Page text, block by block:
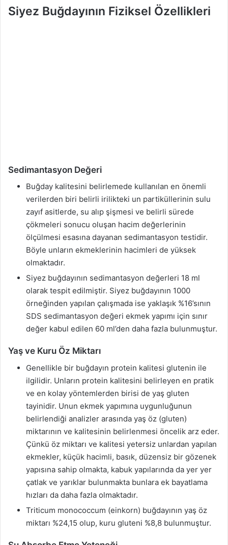
Siyez Buğdayının Fiziksel Özellikleri
Sedimantasyon Değeri
Buğday kalitesini belirlemede kullanılan en önemli
verilerden biri belirli irilikteki un partiküllerinin sulu
zayıf asitlerde, su alıp şişmesi ve belirli sürede
çökmeleri sonucu oluşan hacim değerlerinin
ölçülmesi esasına dayanan sedimantasyon testidir.
Böyle unların ekmeklerinin hacimleri de yüksek
olmaktadır.
Siyez buğdayının sedimantasyon değerleri 18 ml
olarak tespit edilmiştir. Siyez buğdayının 1000
örneğinden yapılan çalışmada ise yaklaşık %16’sının
SDS sedimantasyon değeri ekmek yapımı için sınır
değer kabul edilen 60 ml’den daha fazla bulunmuştur.
Yaş ve Kuru Öz Miktarı
Genellikle bir buğdayın protein kalitesi glutenin ile
ilgilidir. Unların protein kalitesini belirleyen en pratik
ve en kolay yöntemlerden birisi de yaş gluten
tayinidir. Unun ekmek yapımına uygunluğunun
belirlendiği analizler arasında yaş öz (gluten)
miktarının ve kalitesinin belirlenmesi öncelik arz eder.
Çünkü öz miktarı ve kalitesi yetersiz unlardan yapılan
ekmekler, küçük hacimli, basık, düzensiz bir gözenek
yapısına sahip olmakta, kabuk yapılarında da yer yer
çatlak ve yarıklar bulunmakta bunlara ek bayatlama
hızları da daha fazla olmaktadır.
Triticum monococcum (einkorn) buğdayının yaş öz
miktarı %24,15 olup, kuru gluteni %8,8 bulunmuştur.